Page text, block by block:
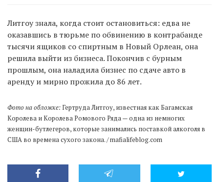
Литгоу знала, когда стоит остановиться: едва не
оказавшись в тюрьме по обвинению в контрабанде
тысячи ящиков со спиртным в Новый Орлеан, она
решила выйти из бизнеса. Покончив с бурным
прошлым, она наладила бизнес по сдаче авто в
аренду и мирно прожила до 86 лет.
Фото на обложке:Гертруда Литгоу, известная как Багамская
Королева и Королева Ромового Ряда — одна из немногих
женщин-бутлегеров, которые занимались поставкой алкоголя в
США во времена сухого закона. / mafialifeblog.com